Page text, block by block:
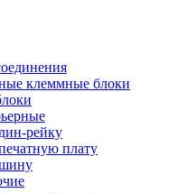
клеммные блоки
рейку
плату